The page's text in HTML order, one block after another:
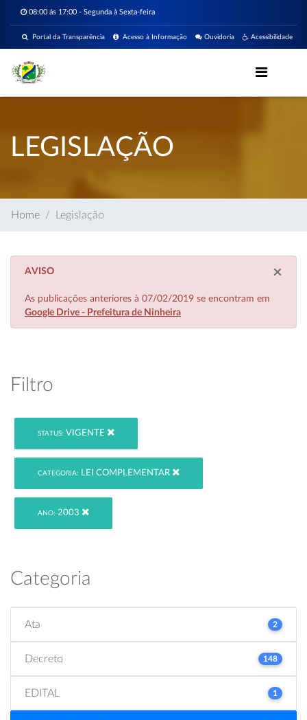
08:00 ás 17:00 - Segunda à Sexta-feira
Acessibilidade
Ouvidoria
Acesso à Informação
Portal da Transparência
LEGISLAÇÃO
Home Legislação
×
AVISO
As publicações anteriores à 07/02/2019 se encontram em
Google Drive - Prefeitura de Ninheira
Filtro
STATUS: VIGENTE
CATEGORIA: LEI COMPLEMENTAR
ANO: 2003
Categoria
Ata 2
Decreto 148
EDITAL 1